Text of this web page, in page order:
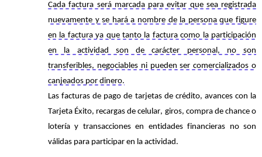
Cada factura será marcada para evitar que sea registrada
nuevamente y se hará a nombre de la persona que figure
en la factura ya que tanto la factura como la participación
en la actividad son de carácter personal, no son
transferibles, negociables ni pueden ser comercializados o
canjeados por dinero.
Las facturas de pago de tarjetas de crédito, avances con la
Tarjeta Éxito, recargas de celular, giros, compra de chance o
lotería y transacciones en entidades financieras no son
válidas para participar en la actividad.